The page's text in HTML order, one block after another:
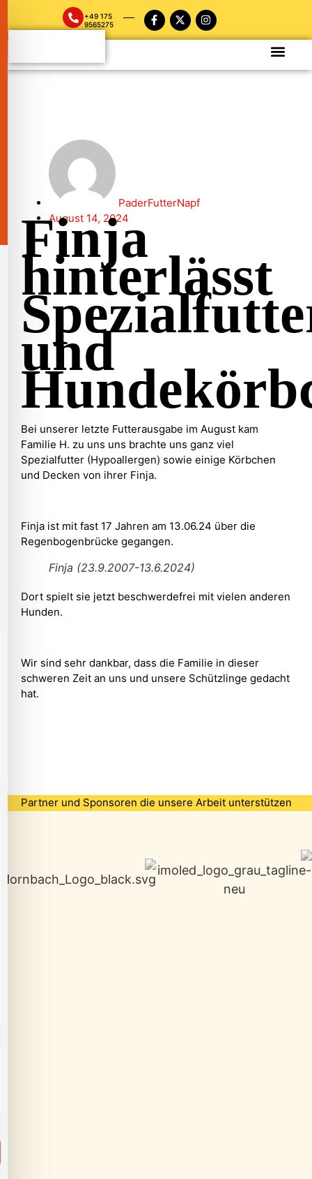
+49 175
9565275
PaderFutterNapf
August 14, 2024
Finja
hinterlässt
und
Bei unserer letzte Futterausgabe im August kam
Familie H. zu uns uns brachte uns ganz viel
Spezialfutter (Hypoallergen) sowie einige Körbchen
und Decken von ihrer Finja.
Finja ist mit fast 17 Jahren am 13.06.24 über die
Regenbogenbrücke gegangen.
Finja (23.9.2007-13.6.2024)
Dort spielt sie jetzt beschwerdefrei mit vielen anderen
Hunden.
Wir sind sehr dankbar, dass die Familie in dieser
schweren Zeit an uns und unsere Schützlinge gedacht
hat.
Partner und Sponsoren die unsere Arbeit unterstützen